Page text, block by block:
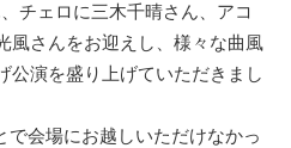
チェロに三木千晴さん、アコ
風さんをお迎えし、様々な曲風
公演を盛り上げていただきまし
会場にお越しいただけなかっ